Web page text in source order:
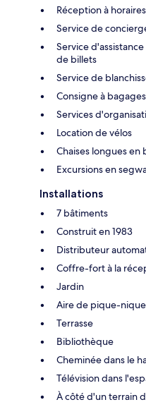
Réception à
Service de
Service
de billets
Service de
Consigne à bagages
Services
Location de vélos
Chaises longues
Excursions en
Installations
7 bâtiments
Construit en 1983
Distributeur
Coffre-fort à la
Jardin
Aire de pique-nique
Terrasse
Bibliothèque
Cheminée dans le
Télévision dans
À côté d'un terrain